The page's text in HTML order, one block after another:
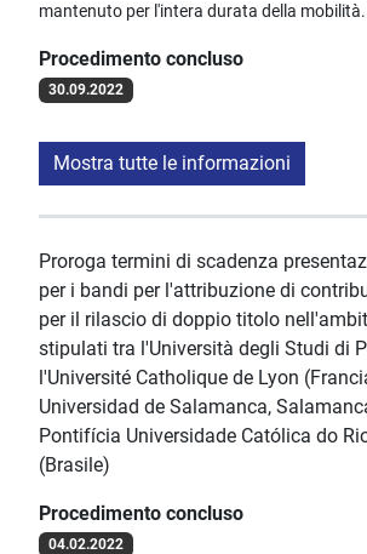
mantenuto per l'intera durata della mobilità.
Procedimento concluso
30.09.2022
Mostra tutte le informazioni
Proroga termini di scadenza
per i bandi per l'attribuzione di
per il rilascio di doppio titolo
stipulati tra l'Università degli Studi di
l'Université Catholique de Lyon
Universidad de Salamanca,
Pontifícia Universidade Católica do
(Brasile)
Procedimento concluso
04.02.2022